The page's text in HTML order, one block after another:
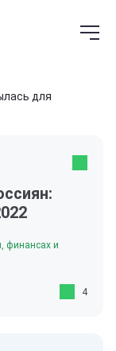
для
финансах и
4